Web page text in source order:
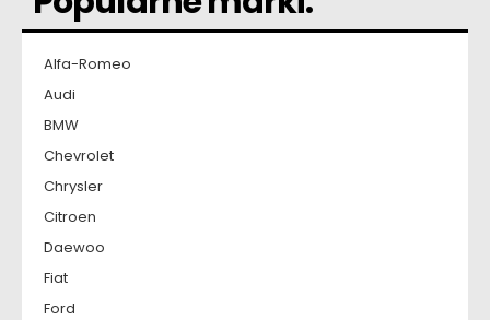
Alfa-Romeo
Audi
BMW
Chevrolet
Chrysler
Citroen
Daewoo
Fiat
Ford